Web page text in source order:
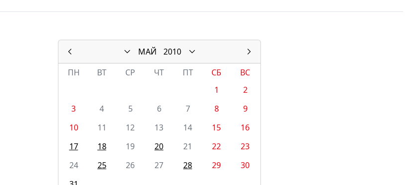
МАЙ
2010
ПН
ВТ СР ЧТ ПТ СБ
ВС
1
2
3
4 5 6 7 8
9
10
11 12 13 14 15
16
17
18 19 20 21 22
23
24
25 26 27 28 29
30